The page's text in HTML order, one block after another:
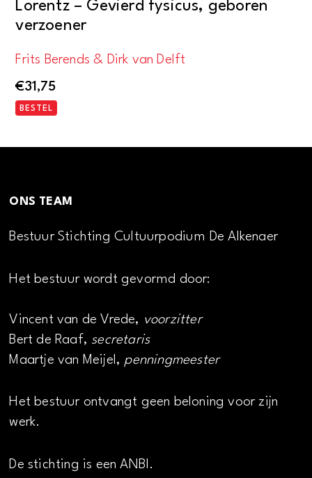
Lorentz – Gevierd fysicus, geboren
verzoener
Frits Berends & Dirk van Delft
€31,75
BESTEL
ONS TEAM
Bestuur Stichting Cultuurpodium De Alkenaer
Het bestuur wordt gevormd door:
Vincent van de Vrede, voorzitter
Bert de Raaf, secretaris
Maartje van Meijel, penningmeester
Het bestuur ontvangt geen beloning voor zijn
werk.
De stichting is een ANBI.